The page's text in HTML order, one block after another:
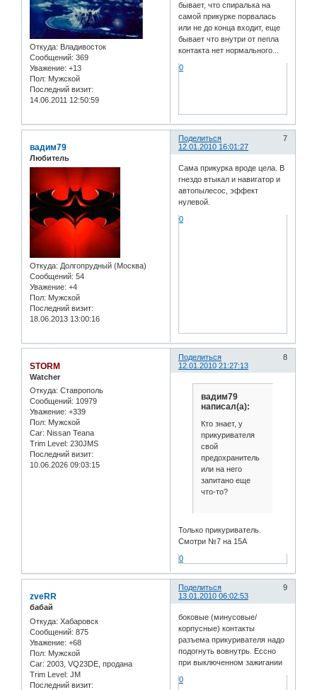
Откуда: Владивосток
Сообщений: 369
Уважение: +13
Пол: Мужской
Последний визит:
14.06.2011 12:50:59
бывает, что спиралька на
самой прикурке порвалась
или не до конца входит, еще
бывает что внутри от пепла
контакта нет нормального...
0
Поделиться
7
12.01.2010 16:01:27
вадим79
Любитель
Откуда: Долгопрудный (Москва)
Сообщений: 54
Уважение: +4
Пол: Мужской
Последний визит:
18.06.2013 13:00:16
Сама прикурка вроде цела. В
гнездо втыкал и навигатор и
автопылесос, эффект
нулевой.
0
Поделиться
8
12.01.2010 21:27:13
STORM
Watcher
Откуда: Ставрополь
Сообщений: 10979
Уважение: +339
Пол: Мужской
Car: Nissan Teana
Trim Level: 230JMS
Последний визит:
10.06.2026 09:03:15
вадим79
написал(а):
Кто знает, у
прикуривателя
свой
предохранитель
или на него
запитано еще
что-то?
Только прикуриватель.
Смотри №7 на 15А
0
Поделиться
9
13.01.2010 06:02:53
zveRR
бабай
Откуда: Хабаровск
Сообщений: 875
Уважение: +68
Пол: Мужской
Car: 2003, VQ23DE, продана
Trim Level: JM
Последний визит:
боковые (минусовые/
корпусные) контакты
разъема прикуривателя надо
подогнуть вовнутрь. Ессно
при выключенном зажигании
0